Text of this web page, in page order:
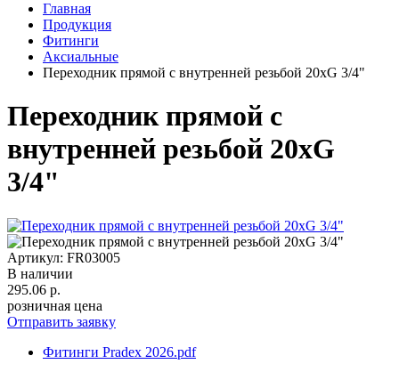
Главная
Продукция
Фитинги
Аксиальные
Переходник прямой с внутренней резьбой 20хG 3/4"
Переходник прямой с
внутренней резьбой 20хG
3/4"
Артикул: FR03005
В наличии
295.06 р.
розничная цена
Отправить заявку
Фитинги Pradex 2026.pdf